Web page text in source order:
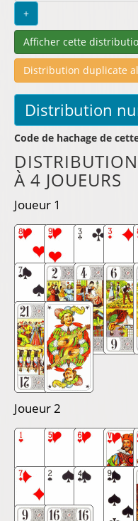
Code de hachage de
À 4 JOUEURS
Joueur 1
Joueur 2